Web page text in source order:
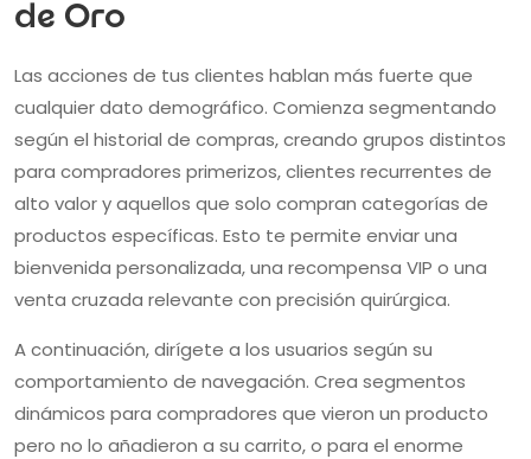
de Oro
Las acciones de tus clientes hablan más fuerte que
cualquier dato demográfico. Comienza segmentando
según el historial de compras, creando grupos distintos
para compradores primerizos, clientes recurrentes de
alto valor y aquellos que solo compran categorías de
productos específicas. Esto te permite enviar una
bienvenida personalizada, una recompensa VIP o una
venta cruzada relevante con precisión quirúrgica.
A continuación, dirígete a los usuarios según su
comportamiento de navegación. Crea segmentos
dinámicos para compradores que vieron un producto
pero no lo añadieron a su carrito, o para el enorme